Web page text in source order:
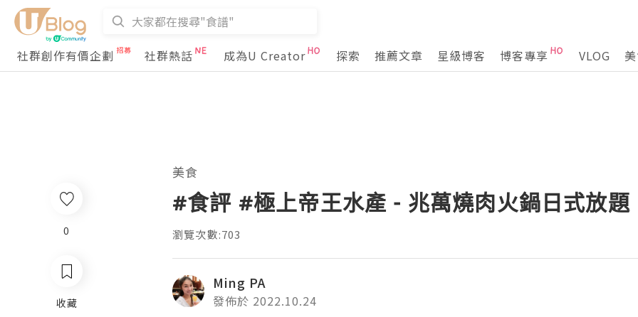
社群創作有價企劃 社群熱話 成為U Creator 探索 推薦文章 星級博客 博客專享 VLOG
0
收藏
美食
#食評 #極上帝王水產 - 兆萬燒肉火鍋日式放題
瀏覽次數:703
Ming PA
發佈於 2022.10.24